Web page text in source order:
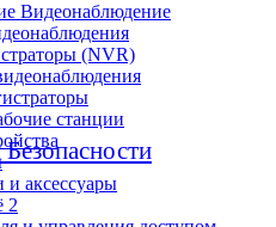
Видеонаблюдение
(NVR)
станции
аксессуары
2